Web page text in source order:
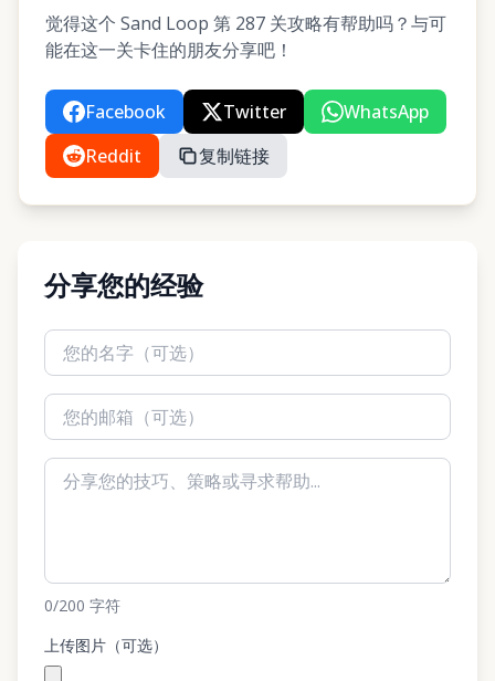
觉得这个 Sand Loop 第 287 关攻略有帮助吗？与可
能在这一关卡住的朋友分享吧！
Facebook Twitter
WhatsApp
Reddit
复制链接
分享您的经验
0/200 字符
上传图片（可选）